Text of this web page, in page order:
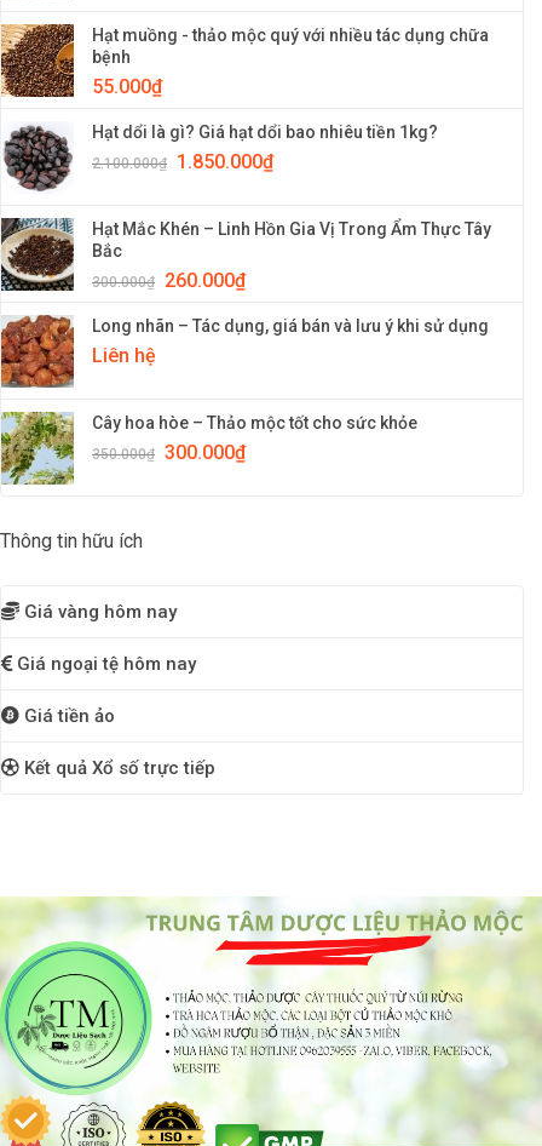
Hạt muồng - thảo mộc quý với nhiều tác dụng chữa
bệnh
55.000₫
Hạt dổi là gì? Giá hạt dổi bao nhiêu tiền 1kg?
2.100.000₫ 1.850.000₫
Hạt Mắc Khén – Linh Hồn Gia Vị Trong Ẩm Thực Tây
Bắc
300.000₫ 260.000₫
Long nhãn – Tác dụng, giá bán và lưu ý khi sử dụng
Liên hệ
Cây hoa hòe – Thảo mộc tốt cho sức khỏe
350.000₫ 300.000₫
Thông tin hữu ích
Giá vàng hôm nay
Giá ngoại tệ hôm nay
Giá tiền ảo
Kết quả Xổ số trực tiếp